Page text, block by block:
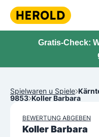
Gratis-Check:
Spielwaren u Spiele
9853 Koller Barbara
BEWERTUNG ABGEBEN
Koller Barbara